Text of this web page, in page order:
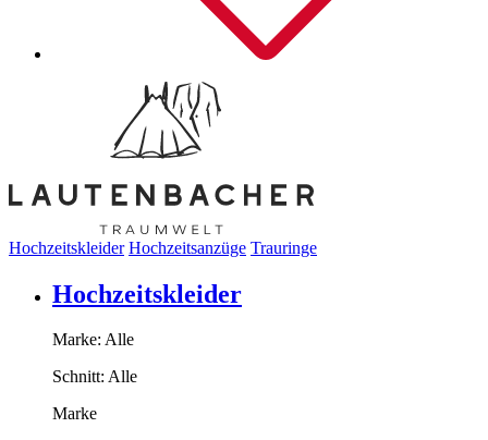
Hochzeitskleider Hochzeitsanzüge Trauringe
Hochzeitskleider
Marke: Alle
Schnitt: Alle
Marke